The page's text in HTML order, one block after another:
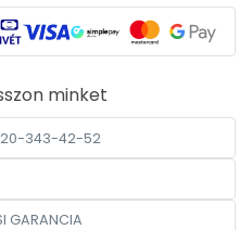
minket
20-343-42-52
GARANCIA